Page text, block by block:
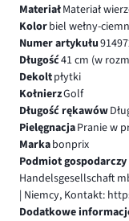
MateriałMateriał
Kolorbiel wełny-
Numer artykułu
Długość41 cm (w
Dekoltpłytki
KołnierzGolf
Długość rękawów
PielęgnacjaPranie w
Markabonprix
Podmiot
Handelsgesellschaft
| Niemcy, Kontakt:
Dodatkowe